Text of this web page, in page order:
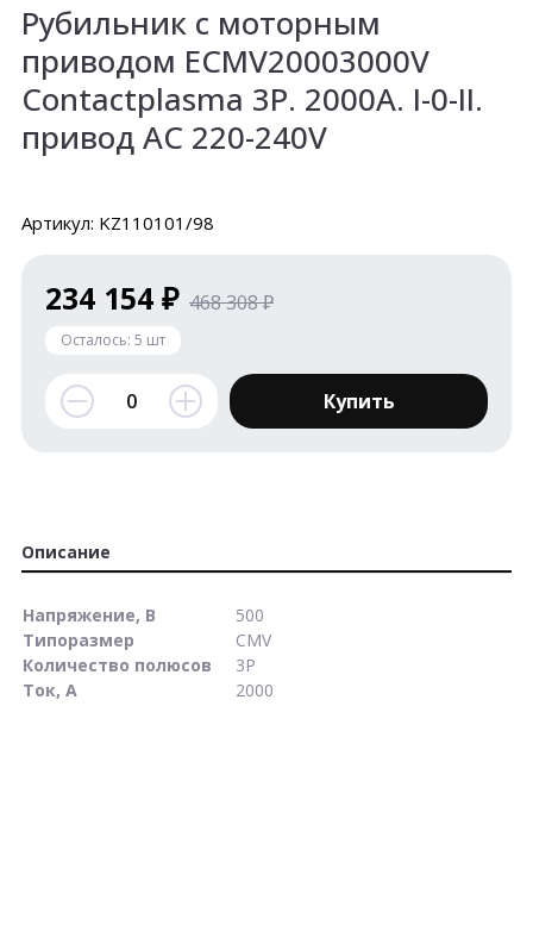
Рубильник с моторным
приводом ECMV20003000V
Contactplasma 3P. 2000А. I-0-II.
привод AC 220-240V
Артикул: KZ110101/98
234 154 ₽ 468 308 ₽
Осталось: 5 шт
Купить
Описание
Напряжение, В
500
Типоразмер
CMV
Количество полюсов
3P
Ток, А
2000